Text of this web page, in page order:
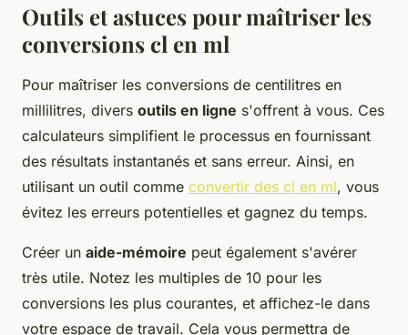
Outils et astuces pour maîtriser les
conversions cl en ml
Pour maîtriser les conversions de centilitres en
millilitres, divers outils en ligne s'offrent à vous. Ces
calculateurs simplifient le processus en fournissant
des résultats instantanés et sans erreur. Ainsi, en
utilisant un outil comme convertir des cl en ml, vous
évitez les erreurs potentielles et gagnez du temps.
Créer un aide-mémoire peut également s'avérer
très utile. Notez les multiples de 10 pour les
conversions les plus courantes, et affichez-le dans
votre espace de travail. Cela vous permettra de